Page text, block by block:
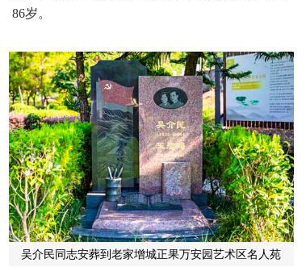
86岁。
吴介民同志安葬到老家增城正果万安园艺术区名人苑